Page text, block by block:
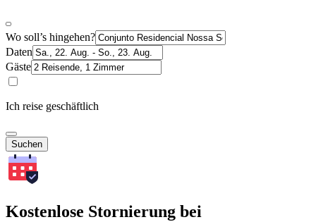
Wo soll’s hingehen?
Daten
Gäste
Ich reise geschäftlich
Suchen
Kostenlose Stornierung bei